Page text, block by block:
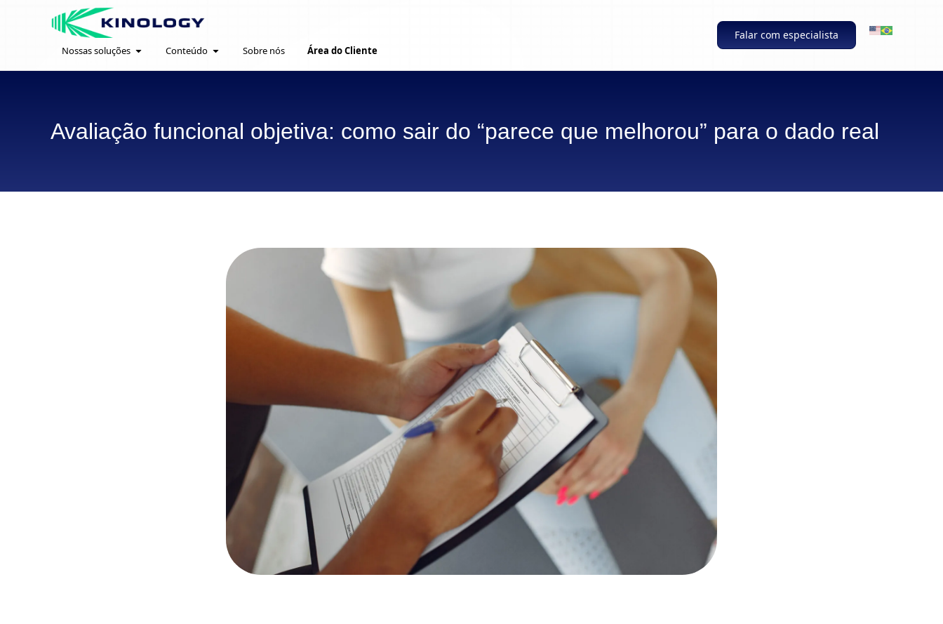
Nossas soluções Conteúdo Sobre nós Área do Cliente
Falar com especialista
Avaliação funcional objetiva: como sair do “parece que melhorou” para o dado real